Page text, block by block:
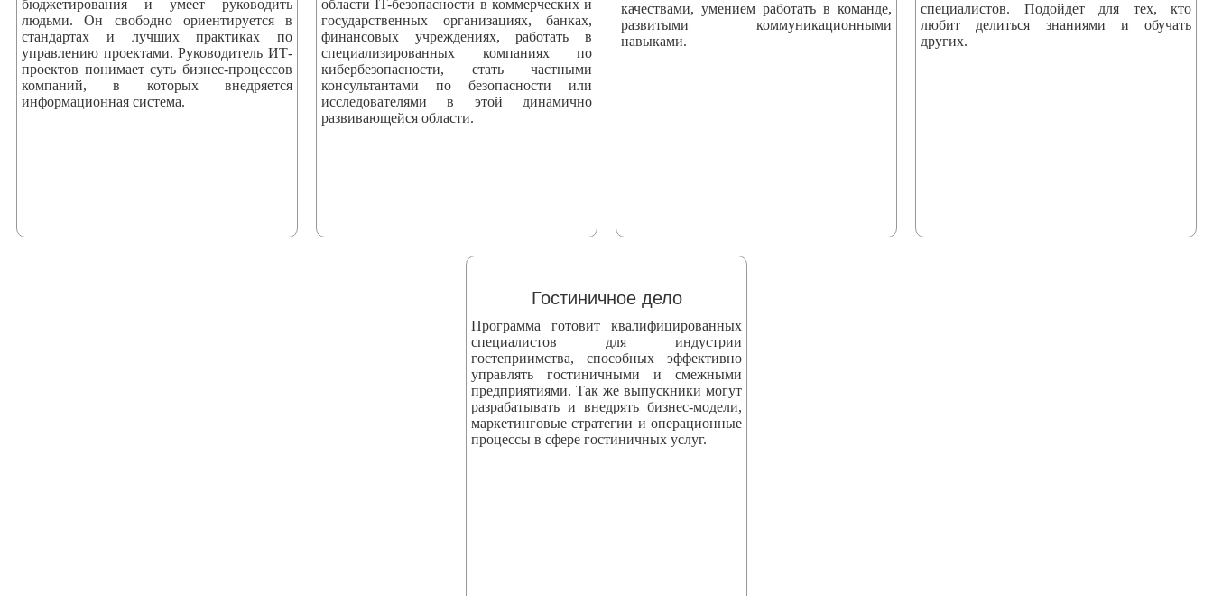
бюджетирования и умеет руководить
людьми. Он свободно ориентируется в
стандартах и лучших практиках по
управлению проектами. Руководитель ИТ-
проектов понимает суть бизнес-процессов
компаний, в которых внедряется
информационная система.
области IT-безопасности в коммерческих и
государственных организациях, банках,
финансовых учреждениях, работать в
специализированных компаниях по
кибербезопасности, стать частными
консультантами по безопасности или
исследователями в этой динамично
развивающейся области.
качествами, умением работать в команде,
развитыми коммуникационными
навыками.
специалистов. Подойдет для тех, кто
любит делиться знаниями и обучать
других.
Гостиничное дело
Программа готовит квалифицированных
специалистов для индустрии
гостеприимства, способных эффективно
управлять гостиничными и смежными
предприятиями. Так же выпускники могут
разрабатывать и внедрять бизнес‑модели,
маркетинговые стратегии и операционные
процессы в сфере гостиничных услуг.